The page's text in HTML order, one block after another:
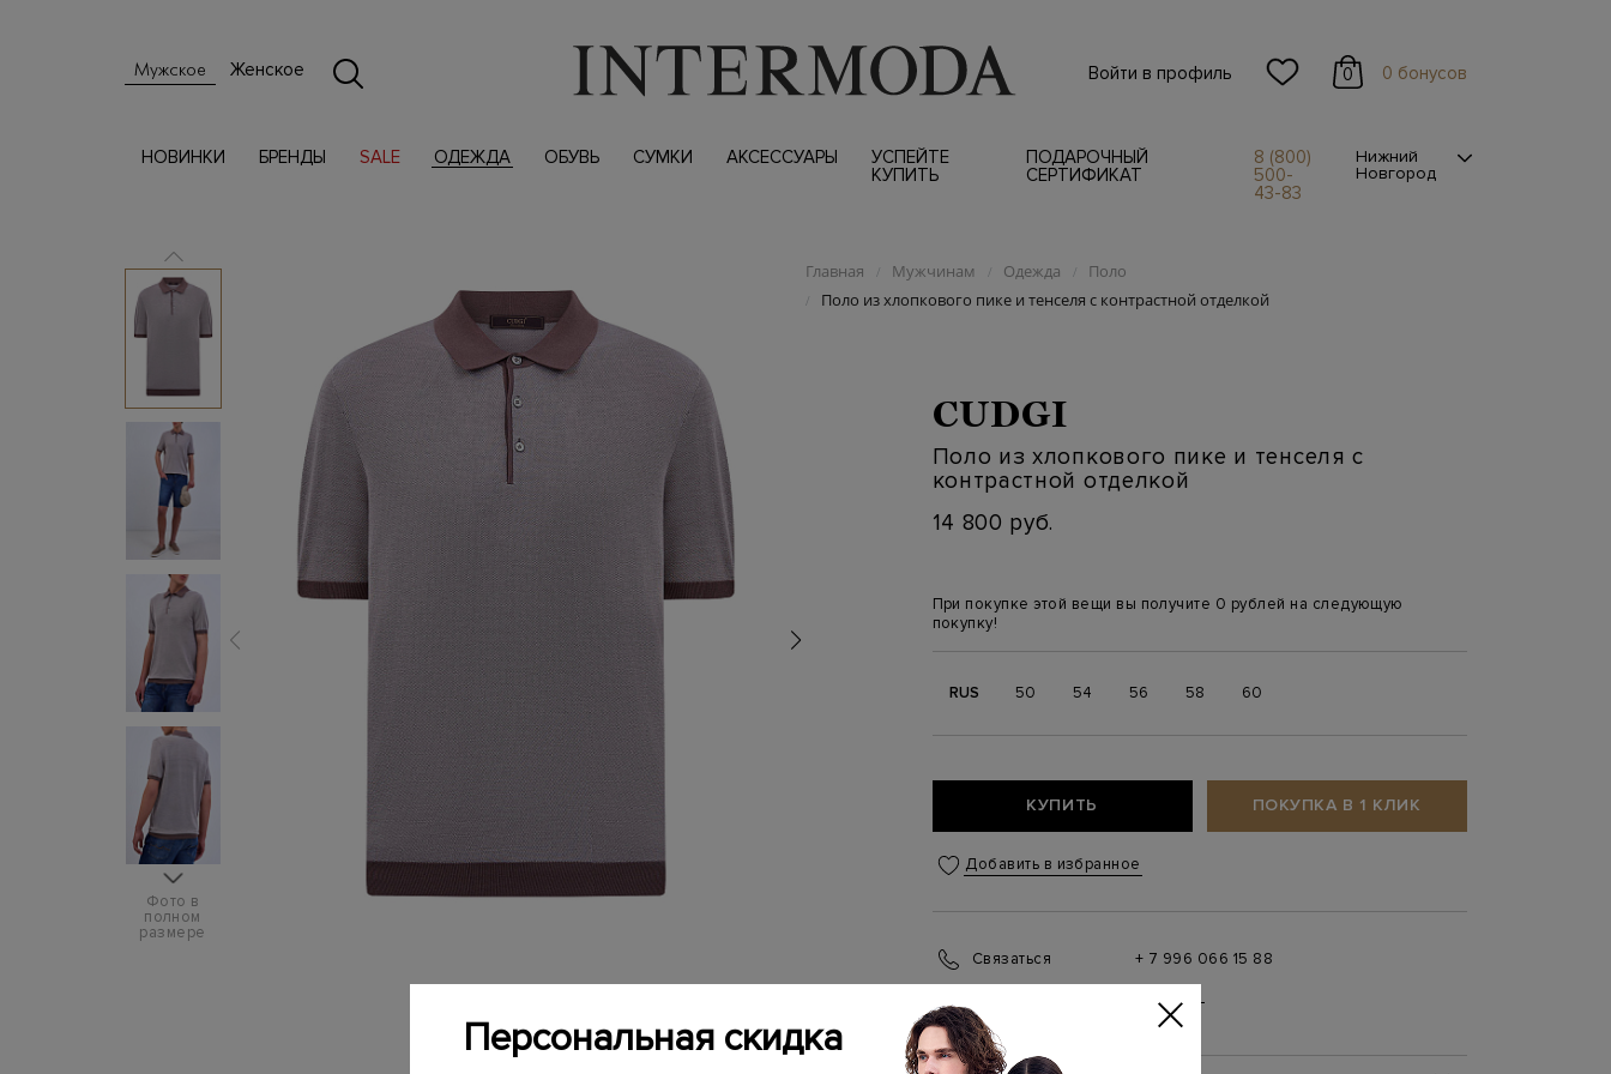
Мужское Женское Войти в профиль 0 0 бонусов
НОВИНКИ БРЕНДЫ SALE ОДЕЖДА ОБУВЬ СУМКИ АКСЕССУАРЫ
УСПЕЙТЕ
КУПИТЬ
ПОДАРОЧНЫЙ
СЕРТИФИКАТ
8 (800)
500-
43-83
Нижний
Новгород
Фото в
полном
размере
Главная / Мужчинам / Одежда / Поло
/ Поло из хлопкового пике и тенселя с контрастной отделкой
CUDGI
Поло из хлопкового пике и тенселя с
контрастной отделкой
14 800 руб.
При покупке этой вещи вы получите 0 рублей на следующую
покупку!
RUS 50 54 56 58 60
КУПИТЬ ПОКУПКА В 1 КЛИК
Добавить в избранное
Связаться
+ 7 996 066 15 88
(ежедневно с 10:00 до 21:00)
Персональная скидка